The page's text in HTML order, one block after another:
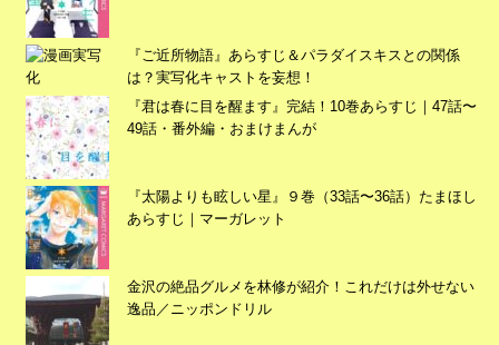
広告
『ご近所物語』あらすじ＆パラダイスキスとの関係
は？実写化キャストを妄想！
『君は春に目を醒ます』完結！10巻あらすじ｜47話〜
49話・番外編・おまけまんが
『太陽よりも眩しい星』９巻（33話〜36話）たまほし
あらすじ｜マーガレット
金沢の絶品グルメを林修が紹介！これだけは外せない
逸品／ニッポンドリル